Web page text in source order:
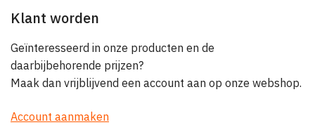
Klant worden
Geïnteresseerd in onze producten en de
daarbijbehorende prijzen?
Maak dan vrijblijvend een account aan op onze webshop.
Account aanmaken